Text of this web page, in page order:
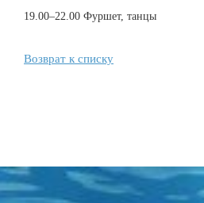
19.00–22.00 Фуршет, танцы
Возврат к списку